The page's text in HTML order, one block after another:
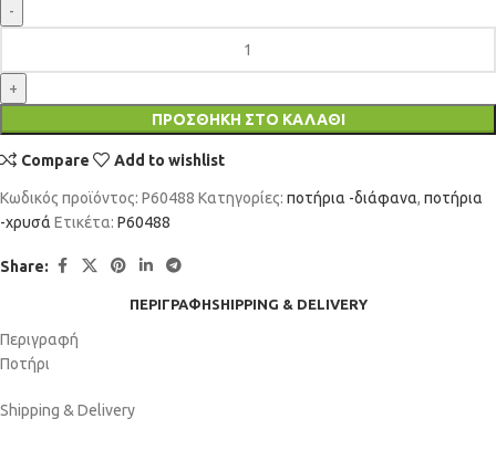
ΠΡΟΣΘΉΚΗ ΣΤΟ ΚΑΛΆΘΙ
Compare Add to wishlist
Κωδικός προϊόντος: P60488 Κατηγορίες: ποτήρια -διάφανα, ποτήρια
-χρυσά Ετικέτα: P60488
Share:
ΠΕΡΙΓΡΑΦΉSHIPPING & DELIVERY
Περιγραφή
Ποτήρι
Shipping & Delivery